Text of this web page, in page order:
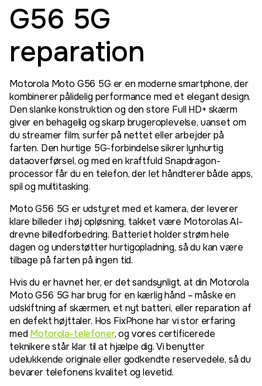
G56 5G
reparation
Motorola Moto G56 5G er en moderne smartphone, der
kombinerer pålidelig performance med et elegant design.
Den slanke konstruktion og den store Full HD+ skærm
giver en behagelig og skarp brugeroplevelse, uanset om
du streamer film, surfer på nettet eller arbejder på
farten. Den hurtige 5G-forbindelse sikrer lynhurtig
dataoverførsel, og med en kraftfuld Snapdragon-
processor får du en telefon, der let håndterer både apps,
spil og multitasking.
Moto G56 5G er udstyret med et kamera, der leverer
klare billeder i høj opløsning, takket være Motorolas AI-
drevne billedforbedring. Batteriet holder strøm hele
dagen og understøtter hurtigopladning, så du kan være
tilbage på farten på ingen tid.
Hvis du er havnet her, er det sandsynligt, at din Motorola
Moto G56 5G har brug for en kærlig hånd – måske en
udskiftning af skærmen, et nyt batteri, eller reparation af
en defekt højttaler. Hos FixPhone har vi stor erfaring
med Motorola-telefoner, og vores certificerede
teknikere står klar til at hjælpe dig. Vi benytter
udelukkende originale eller godkendte reservedele, så du
bevarer telefonens kvalitet og levetid.